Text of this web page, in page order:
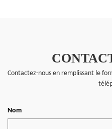
Contactez-nous en remplissant le
Nom